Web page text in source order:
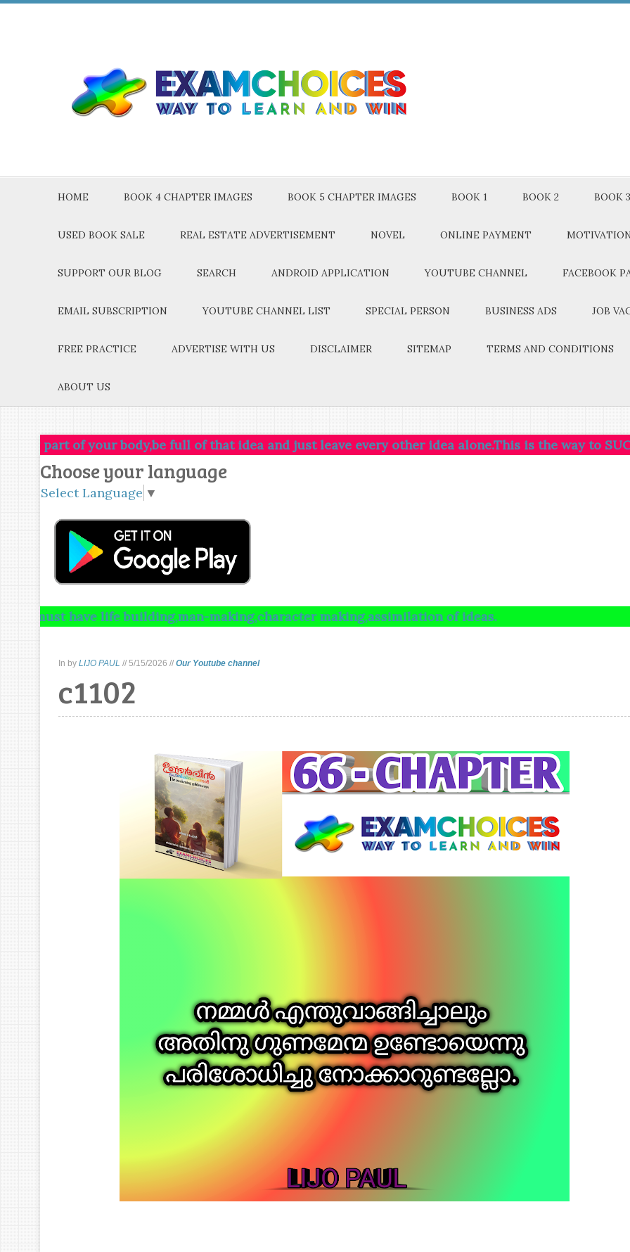
HOME BOOK 4 CHAPTER IMAGES BOOK 5 CHAPTER IMAGES BOOK 1 BOOK 2 BOOK 3
USED BOOK SALE REAL ESTATE ADVERTISEMENT NOVEL ONLINE PAYMENT
SUPPORT OUR BLOG SEARCH ANDROID APPLICATION YOUTUBE CHANNEL FACEBOOK
EMAIL SUBSCRIPTION YOUTUBE CHANNEL LIST SPECIAL PERSON BUSINESS ADS JOB
FREE PRACTICE ADVERTISE WITH US DISCLAIMER SITEMAP TERMS AND CONDITIONS
ABOUT US
body,be full of that idea and just leave every other idea alone.This is the way to SUCCESS.
Choose your language
Select Language ▼
life building,man-making,character making,assimilation of ideas.
In by LIJO PAUL // 5/15/2026 // Our Youtube channel
c1102